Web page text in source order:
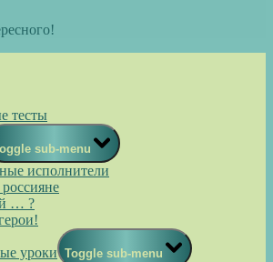
тесты
sub-menu
исполнители
… ?
уроки Toggle sub-menu